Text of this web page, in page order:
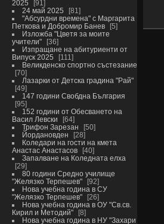
2025
91
24 май 2025
81
"Абсурдни времена" с Маргарита
Петкова и Добромир Банев
5
Изложба "Цветя за моите
учители"
36
Изпращане на абитуриенти от
Випуск 2025
111
Великденско спортно състезание
70
Лазарки от Детска градина "Рай"
49
147 години Свобдна България
95
152 години от Обесването на
Васил Левски
64
Трифон Зарезан
50
Йордановден
28
Коледари на гости на кмета
Анастас Анастасов
40
Запалване на Коледната елха
29
80 години Средно училище
"Желязко Терпешев"
92
Нова учебна година в СУ
"Желязко Терпешев"
26
Нова учебна година в ОУ "Св.св.
Кирил и Методий"
8
Нова учебна година в НУ "Захари